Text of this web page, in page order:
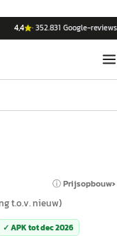
4,4 ·352.831 Google-reviews
ⓘ Prijsopbouw
t.o.v. nieuw)
✓ APK totdec 2026